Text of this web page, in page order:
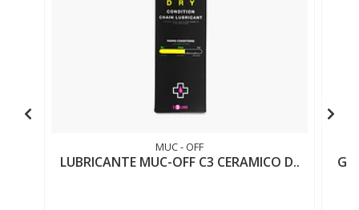
MUC - OFF
LUBRICANTE MUC-OFF C3 CERAMICO D..